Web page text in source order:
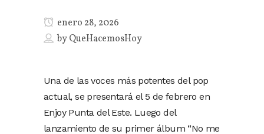
enero 28, 2026
byQueHacemosHoy
Una de las voces más potentes del pop
actual, se presentará el 5 de febrero en
Enjoy Punta del Este. Luego del
lanzamiento de su primer álbum “No me